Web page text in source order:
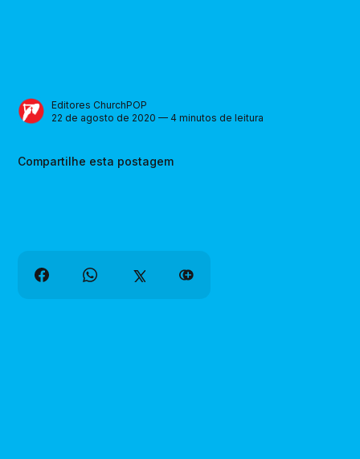
Editores ChurchPOP
22 de agosto de 2020 — 4 minutos de leitura
Compartilhe esta postagem